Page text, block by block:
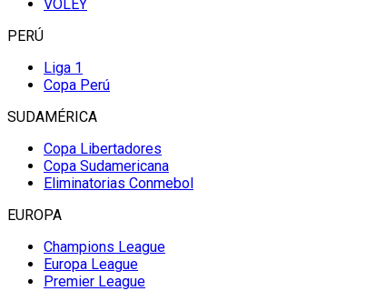
VOLEY
PERÚ
Liga 1
Copa Perú
SUDAMÉRICA
Copa Libertadores
Copa Sudamericana
Eliminatorias Conmebol
EUROPA
Champions League
Europa League
Premier League